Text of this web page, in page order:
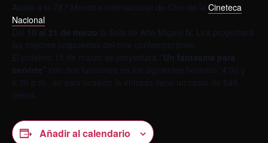
Asiste a la 78.ª Muestra Internacional de Cine de la Cineteca
Nacional
Del 10 al 21 de marzo la Sala de Arte Miguel N. Lira proyectará
las mejores propuestas del cine contemporáneo.
El próximo 15 de marzo se proyectará “Un fantasma para
servirte” con dos funciones en los siguientes horarios: 4:00 y
6:30 p.m., en esta ocasión la entrada tiene un costo de $40
pesos.
Añadir al calendario